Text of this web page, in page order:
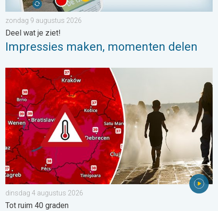
zondag 9 augustus 2026
Deel wat je ziet!
Impressies maken, momenten delen
Extreme hitte in Oost-Europa. Tot ruim 40 graden. . . dinsdag
dinsdag 4 augustus 2026
Tot ruim 40 graden